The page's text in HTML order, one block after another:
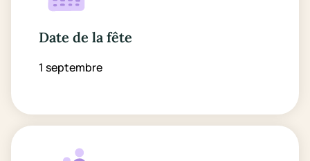
Date de la fête
1 septembre